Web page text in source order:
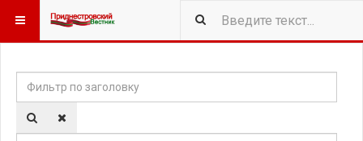
Фильтр по заголовку